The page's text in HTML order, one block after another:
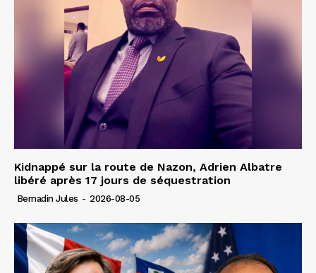
Kidnappé sur la route de Nazon, Adrien Albatre
libéré après 17 jours de séquestration
Bernadin Jules - 2026-08-05